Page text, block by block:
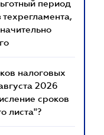
период
налоговых
2026
сроков
листа"?